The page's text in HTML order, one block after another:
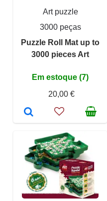
Art puzzle
3000 peças
Puzzle Roll Mat up to
3000 pieces Art
Em estoque (7)
20,00 €